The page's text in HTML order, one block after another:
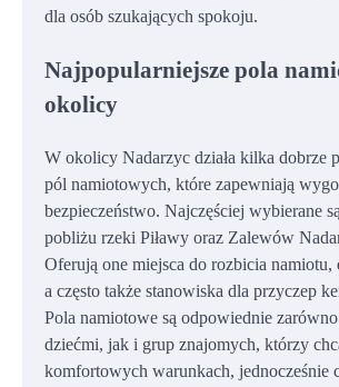
dla osób szukających spokoju.
Najpopularniejsze pola
okolicy
W okolicy Nadarzyc działa kilka dobrze
pól namiotowych, które zapewniają
bezpieczeństwo. Najczęściej wybierane
pobliżu rzeki Piławy oraz Zalewów
Oferują one miejsca do rozbicia namiotu,
a często także stanowiska dla przyczep
Pola namiotowe są odpowiednie
dziećmi, jak i grup znajomych, którzy
komfortowych warunkach, jednocześnie